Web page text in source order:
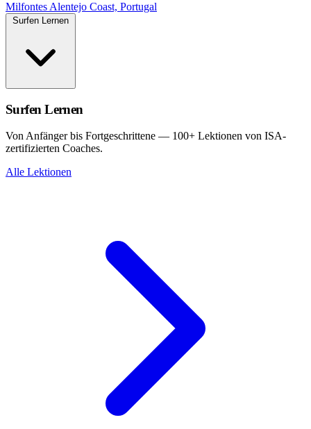
Milfontes Alentejo Coast, Portugal
Surfen Lernen
Von Anfänger bis Fortgeschrittene — 100+ Lektionen von ISA-
zertifizierten Coaches.
Alle Lektionen